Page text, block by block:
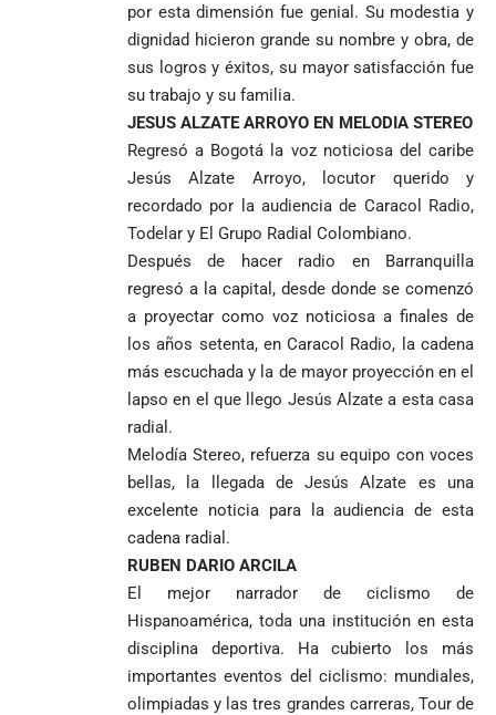
por esta dimensión fue genial. Su modestia y
dignidad hicieron grande su nombre y obra, de
sus logros y éxitos, su mayor satisfacción fue
su trabajo y su familia.
JESUS ALZATE ARROYO EN MELODIA STEREO
Regresó a Bogotá la voz noticiosa del caribe
Jesús Alzate Arroyo, locutor querido y
recordado por la audiencia de Caracol Radio,
Todelar y El Grupo Radial Colombiano.
Después de hacer radio en Barranquilla
regresó a la capital, desde donde se comenzó
a proyectar como voz noticiosa a finales de
los años setenta, en Caracol Radio, la cadena
más escuchada y la de mayor proyección en el
lapso en el que llego Jesús Alzate a esta casa
radial.
Melodía Stereo, refuerza su equipo con voces
bellas, la llegada de Jesús Alzate es una
excelente noticia para la audiencia de esta
cadena radial.
RUBEN DARIO ARCILA
El mejor narrador de ciclismo de
Hispanoamérica, toda una institución en esta
disciplina deportiva. Ha cubierto los más
importantes eventos del ciclismo: mundiales,
olimpiadas y las tres grandes carreras, Tour de